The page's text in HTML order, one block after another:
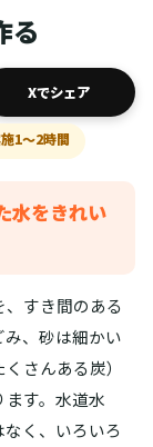
る
Xでシェア
1〜2時間
水をきれい
すき間のある
、砂は細かい
さんある炭）
す。水道水
く、いろいろ